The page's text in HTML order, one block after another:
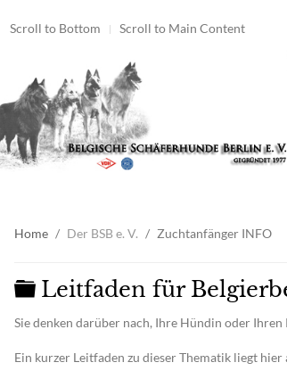
Scroll to Bottom Scroll to Main Content
Home Der BSB e. V. Zuchtanfänger INFO
Ordner
Leitfaden für
Sie denken darüber nach, Ihre Hündin oder
Ein kurzer Leitfaden zu dieser Thematik liegt hier